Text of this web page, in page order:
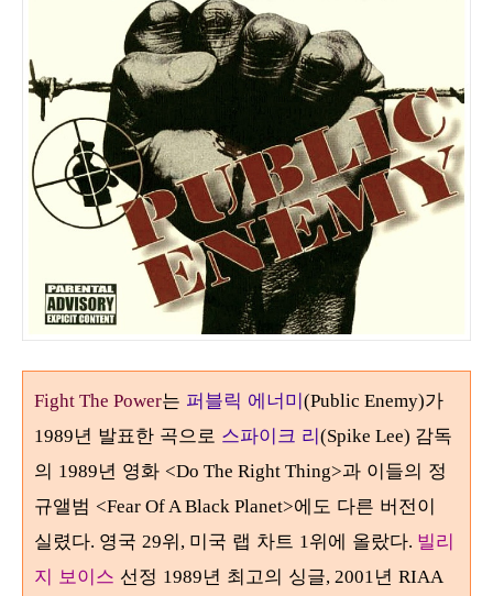
Fight The Power는 퍼블릭 에너미(Public Enemy)가
1989년 발표한 곡으로 스파이크 리(Spike Lee) 감독
의 1989년 영화 <Do The Right Thing>과 이들의 정
규앨범 <Fear Of A Black Planet>에도 다른 버전이
실렸다. 영국 29위, 미국 랩 차트 1위에 올랐다. 빌리
지 보이스 선정 1989년 최고의 싱글, 2001년 RIAA